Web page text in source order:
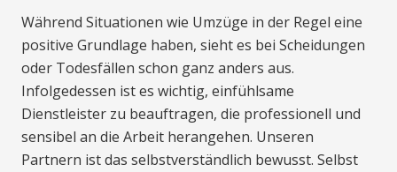
Während Situationen wie Umzüge in der Regel eine
positive Grundlage haben, sieht es bei Scheidungen
oder Todesfällen schon ganz anders aus.
Infolgedessen ist es wichtig, einfühlsame
Dienstleister zu beauftragen, die professionell und
sensibel an die Arbeit herangehen. Unseren
Partnern ist das selbstverständlich bewusst. Selbst